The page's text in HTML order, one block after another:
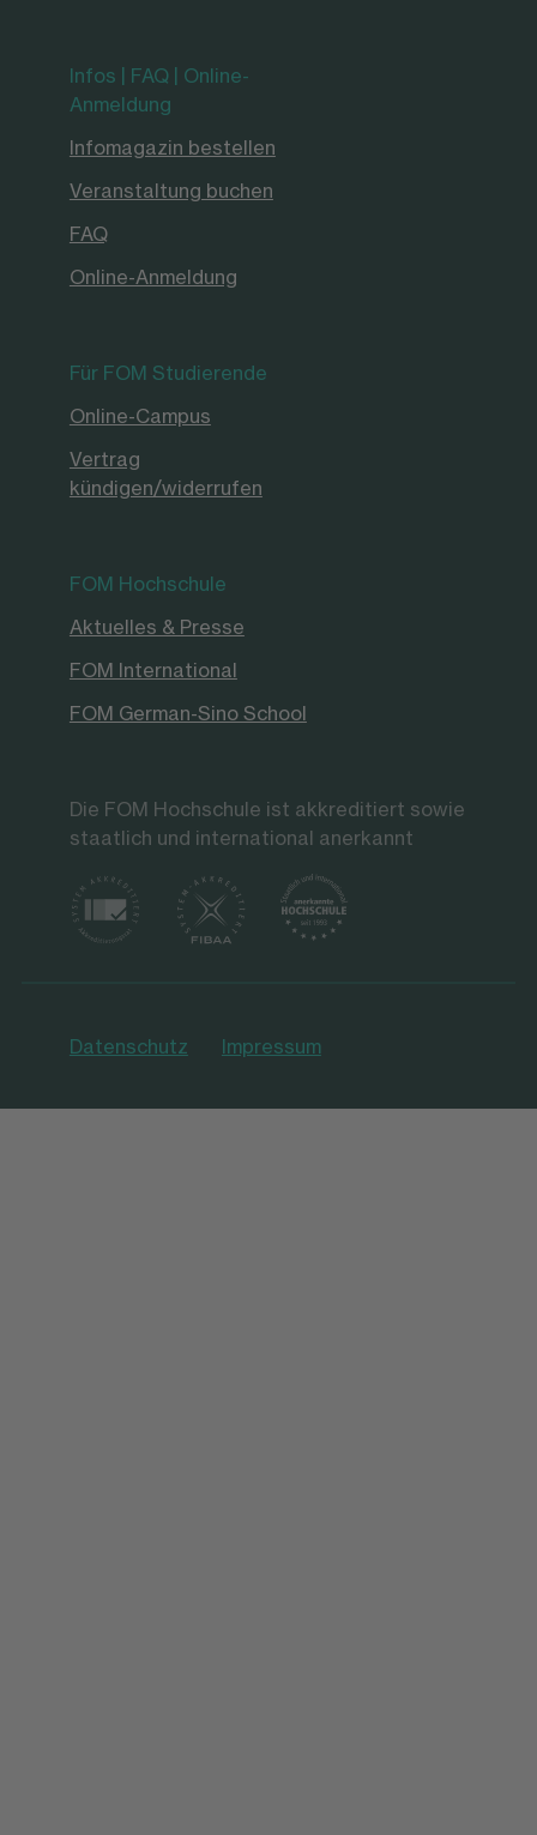
Infos | FAQ | Online-
Anmeldung
Infomagazin bestellen
Veranstaltung buchen
FAQ
Online-Anmeldung
Für FOM Studierende
Online-Campus
Vertrag
kündigen/widerrufen
FOM Hochschule
Aktuelles & Presse
FOM International
FOM German-Sino School
Die FOM Hochschule ist akkreditiert sowie
staatlich und international anerkannt
Datenschutz Impressum